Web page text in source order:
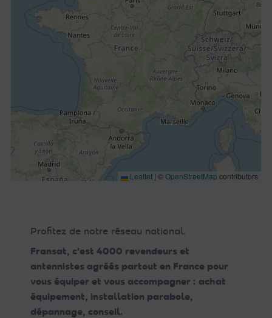
Profitez de notre réseau national.
Fransat, c'est 4000 revendeurs et
antennistes agréés partout en France pour
vous équiper et vous accompagner : achat
équipement, installation parabole,
dépannage, conseil.
Leaflet | ©OpenStreetMap contributors